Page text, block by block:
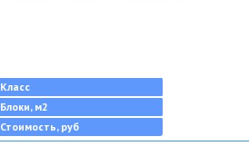
Класс
Блоки, м2
Стоимость, руб